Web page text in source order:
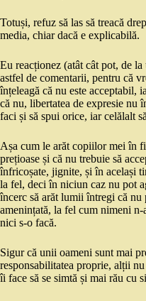
Totuși, refuz să las să treacă
media, chiar dacă e explicabilă.
Eu reacționez (atât cât pot, de
astfel de comentarii, pentru că
înțeleagă că nu este acceptabil,
că nu, libertatea de expresie nu
faci și să spui orice, iar celălalt
Așa cum le arăt copiilor mei în
prețioase și că nu trebuie să
înfricoșate, jignite, și în același
la fel, deci în niciun caz nu pot
încerc să arăt lumii întregi că
amenințată, la fel cum nimeni
nici s-o facă.
Sigur că unii oameni sunt mai
responsabilitatea proprie, alții
îi face să se simtă și mai rău cu